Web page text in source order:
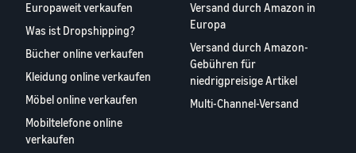
Europaweit verkaufen
Was ist Dropshipping?
Bücher online verkaufen
Kleidung online verkaufen
Möbel online verkaufen
Mobiltelefone online
verkaufen
Versand durch Amazon in
Europa
Versand durch Amazon-
Gebühren für
niedrigpreisige Artikel
Multi-Channel-Versand